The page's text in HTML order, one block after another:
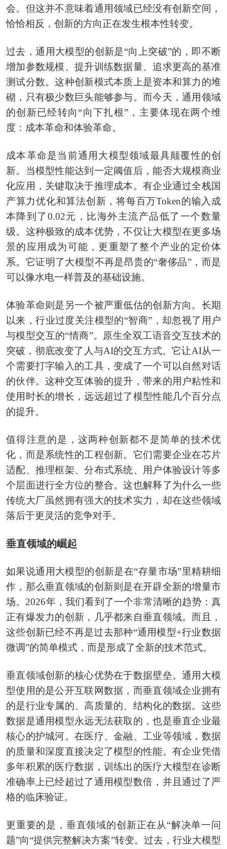
会。但这并不意味着通用领域已经没有创新空间，
恰恰相反，创新的方向正在发生根本性转变。
过去，通用大模型的创新是“向上突破”的，即不断
增加参数规模、提升训练数据量、追求更高的基准
测试分数。这种创新模式本质上是资本和算力的堆
砌，只有极少数巨头能够参与。而今天，通用领域
的创新已经转向“向下扎根”，主要体现在两个维
度：成本革命和体验革命。
成本革命是当前通用大模型领域最具颠覆性的创
新。当模型性能达到一定阈值后，能否大规模商业
化应用，关键取决于推理成本。有企业通过全栈国
产算力优化和算法创新，将每百万Token的输入成
本降到了0.02元，比海外主流产品低了一个数量
级。这种极致的成本优势，不仅让大模型在更多场
景的应用成为可能，更重塑了整个产业的定价体
系。它证明了大模型不再是昂贵的“奢侈品”，而是
可以像水电一样普及的基础设施。
体验革命则是另一个被严重低估的创新方向。长期
以来，行业过度关注模型的“智商”，却忽视了用户
与模型交互的“情商”。原生全双工语音交互技术的
突破，彻底改变了人与AI的交互方式。它让AI从一
个需要打字输入的工具，变成了一个可以自然对话
的伙伴。这种交互体验的提升，带来的用户粘性和
使用时长的增长，远远超过了模型性能几个百分点
的提升。
值得注意的是，这两种创新都不是简单的技术优
化，而是系统性的工程创新。它们需要企业在芯片
适配、推理框架、分布式系统、用户体验设计等多
个层面进行全方位的整合。这也解释了为什么一些
传统大厂虽然拥有强大的技术实力，却在这些领域
落后于更灵活的竞争对手。
垂直领域的崛起
如果说通用大模型的创新是在“存量市场”里精耕细
作，那么垂直领域的创新则是在开辟全新的增量市
场。2026年，我们看到了一个非常清晰的趋势：真
正有爆发力的创新，几乎都来自垂直领域。而且，
这些创新已经不再是过去那种“通用模型+行业数据
微调”的简单模式，而是形成了全新的技术范式。
垂直领域创新的核心优势在于数据壁垒。通用大模
型使用的是公开互联网数据，而垂直领域企业拥有
的是行业专属的、高质量的、结构化的数据。这些
数据是通用模型永远无法获取的，也是垂直企业最
核心的护城河。在医疗、金融、工业等领域，数据
的质量和深度直接决定了模型的性能。有企业凭借
多年积累的医疗数据，训练出的医疗大模型在诊断
准确率上已经超过了通用模型数倍，并且通过了严
格的临床验证。
更重要的是，垂直领域的创新正在从“解决单一问
题”向“提供完整解决方案”转变。过去，行业大模型